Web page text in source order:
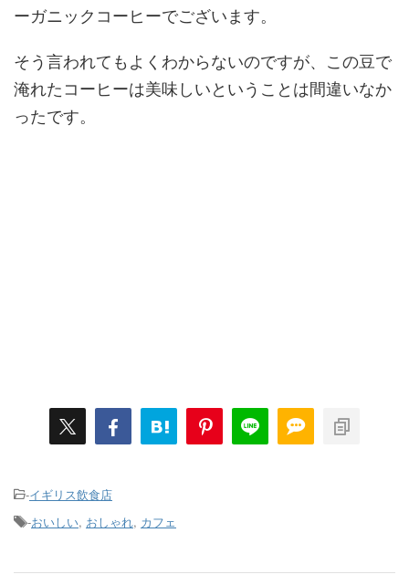
ーガニックコーヒーでございます。
そう言われてもよくわからないのですが、この豆で
淹れたコーヒーは美味しいということは間違いなか
ったです。
-イギリス飲食店
-おいしい, おしゃれ, カフェ